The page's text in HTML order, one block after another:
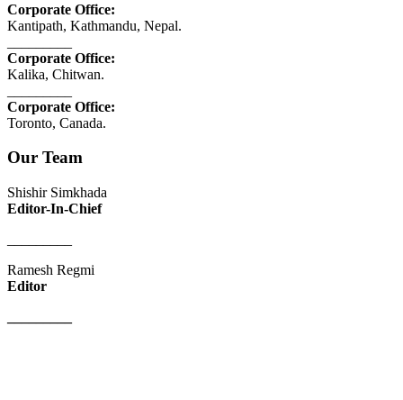
Corporate Office:
Kantipath, Kathmandu, Nepal.
Corporate Office:
Kalika, Chitwan.
Corporate Office:
Toronto, Canada.
Our Team
Shishir Simkhada
Editor-In-Chief
Ramesh Regmi
Editor